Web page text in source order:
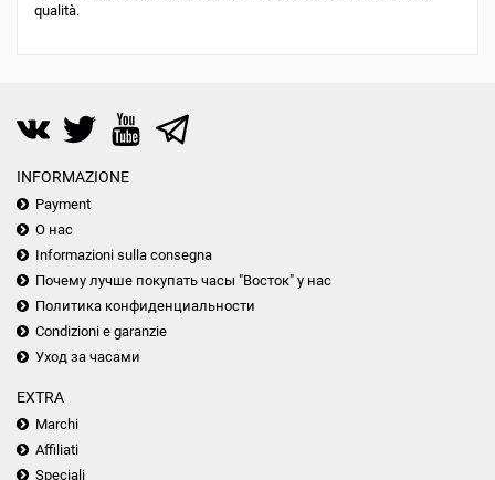
qualità.
INFORMAZIONE
Payment
О нас
Informazioni sulla consegna
Почему лучше покупать часы "Восток" у нас
Политика конфиденциальности
Condizioni e garanzie
Уход за часами
EXTRA
Marchi
Affiliati
Speciali